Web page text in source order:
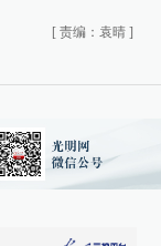
[ 责编：袁晴 ]